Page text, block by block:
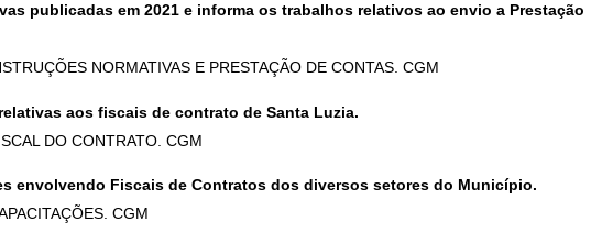
publicadas em 2021 e informa os trabalhos relativos ao envio a Prestação
NORMATIVAS E PRESTAÇÃO DE CONTAS. CGM
aos fiscais de contrato de Santa Luzia.
DO CONTRATO. CGM
envolvendo Fiscais de Contratos dos diversos setores do Município.
CGM